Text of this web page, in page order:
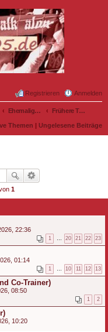
Anmelden
Registrieren
Ehemalige Nullfünfer Frühere Trainer
Themen | Ungelesene Beiträge
1
22:36
1 20 21 22 23
01:14
1 10 11 12 13
Co-Trainer)
08:50
1 2
10:20